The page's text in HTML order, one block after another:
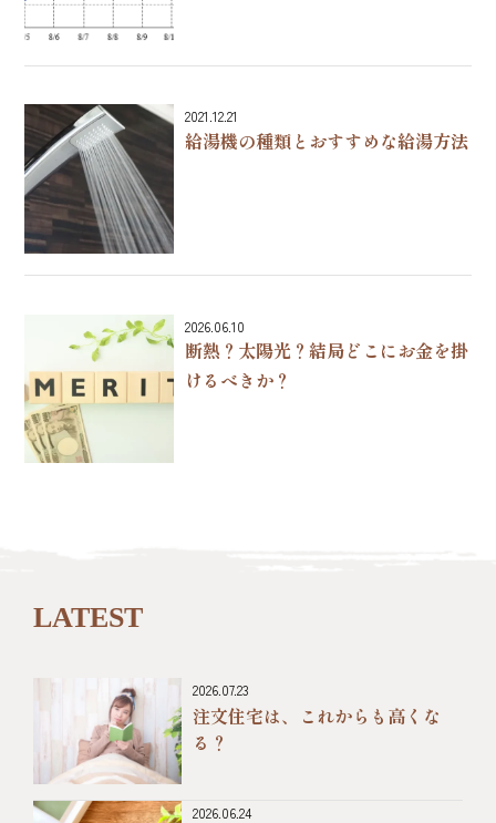
給湯機の種類とおすすめな給湯方法
2021.12.21
断熱？太陽光？結局どこにお金を掛
けるべきか？
2026.06.10
LATEST
2026.07.23
注文住宅は、これからも高くな
る？
2026.06.24